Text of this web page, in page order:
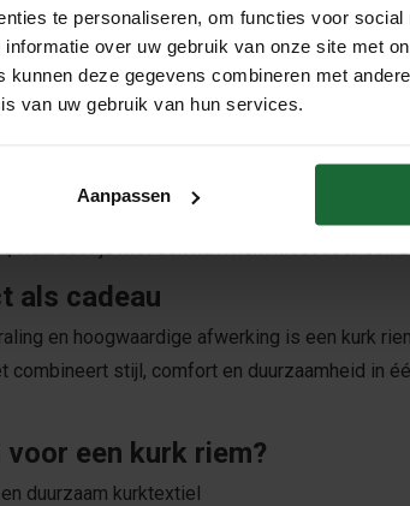
te personaliseren, om functies voor social
over uw gebruik van onze site met
deze gegevens combineren met
van uw gebruik van hun services.
Aanpassen
soorten kurk riemen aan: een elegante
en zijn ideaal te combineren met zowel
en hernieuwbaar materiaal, afkomstig uit
waardoor je met een kurk riem kiest voor een
als cadeau
en hoogwaardige afwerking is een kurk
combineert stijl, comfort en duurzaamheid in
een kurk riem?
duurzaam kurktextiel